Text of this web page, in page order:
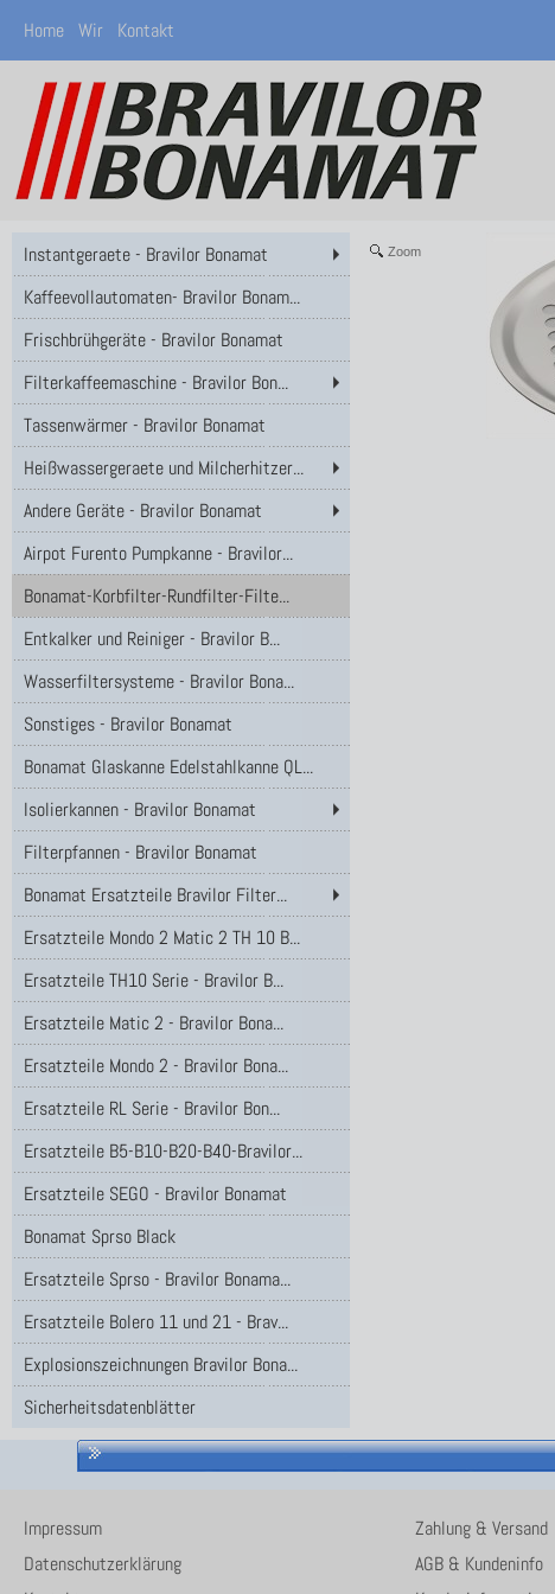
Home Wir Kontakt
Instantgeraete - Bravilor Bonamat
Kaffeevollautomaten- Bravilor Bonam...
Frischbrühgeräte - Bravilor Bonamat
Filterkaffeemaschine - Bravilor Bon...
Tassenwärmer - Bravilor Bonamat
Heißwassergeraete und Milcherhitzer...
Andere Geräte - Bravilor Bonamat
Airpot Furento Pumpkanne - Bravilor...
Bonamat-Korbfilter-Rundfilter-Filte...
Entkalker und Reiniger - Bravilor B...
Wasserfiltersysteme - Bravilor Bona...
Sonstiges - Bravilor Bonamat
Bonamat Glaskanne Edelstahlkanne QL...
Isolierkannen - Bravilor Bonamat
Filterpfannen - Bravilor Bonamat
Bonamat Ersatzteile Bravilor Filter...
Ersatzteile Mondo 2 Matic 2 TH 10 B...
Ersatzteile TH10 Serie - Bravilor B...
Ersatzteile Matic 2 - Bravilor Bona...
Ersatzteile Mondo 2 - Bravilor Bona...
Ersatzteile RL Serie - Bravilor Bon...
Ersatzteile B5-B10-B20-B40-Bravilor...
Ersatzteile SEGO - Bravilor Bonamat
Bonamat Sprso Black
Ersatzteile Sprso - Bravilor Bonama...
Ersatzteile Bolero 11 und 21 - Brav...
Explosionszeichnungen Bravilor Bona...
Sicherheitsdatenblätter
Zoom
Impressum
Datenschutzerklärung
Zahlung & Versand
AGB & Kundeninfo